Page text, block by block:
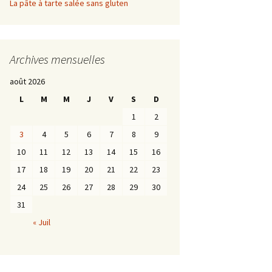
La pâte à tarte salée sans gluten
Archives mensuelles
août 2026
L
M M J V S
D
1
2
3
4 5 6 7 8
9
10
11 12 13 14 15
16
17
18 19 20 21 22
23
24
25 26 27 28 29
30
31
« Juil